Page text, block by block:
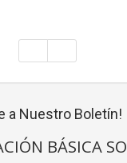
a Nuestro Boletín!
BÁSICA